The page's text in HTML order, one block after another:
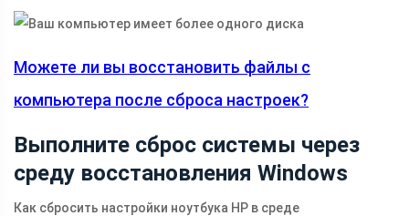
Можете ли вы восстановить файлы с
компьютера после сброса настроек?
Выполните сброс системы через
среду восстановления Windows
Как сбросить настройки ноутбука HP в среде